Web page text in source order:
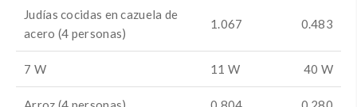
Judías cocidas en cazuela de
acero (4 personas)
1.067 0.483
7 W 11 W 40 W